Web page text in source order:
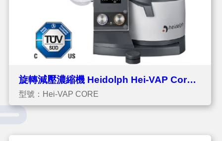
旋轉減壓濃縮機 Heidolph Hei-VAP Core -
經濟型
型號：Hei-VAP CORE